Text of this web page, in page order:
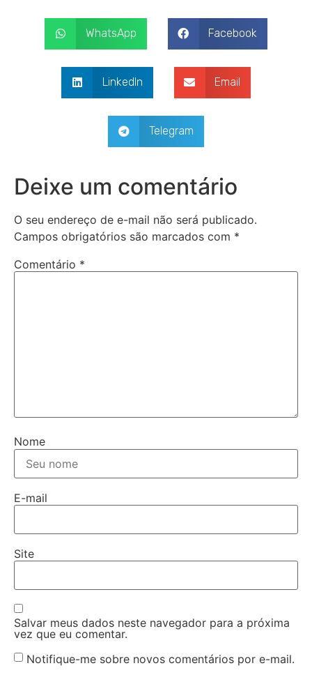
WhatsApp Facebook
LinkedIn Email
Telegram
Deixe um comentário
O seu endereço de e-mail não será publicado.
Campos obrigatórios são marcados com *
Comentário *
Nome
E-mail
Site
Salvar meus dados neste navegador para a próxima
vez que eu comentar.
Notifique-me sobre novos comentários por e-mail.